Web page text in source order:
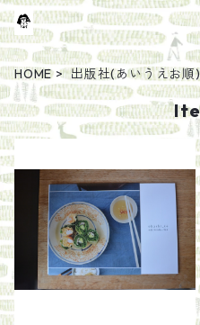
HOME 出版社(あいうえお順)